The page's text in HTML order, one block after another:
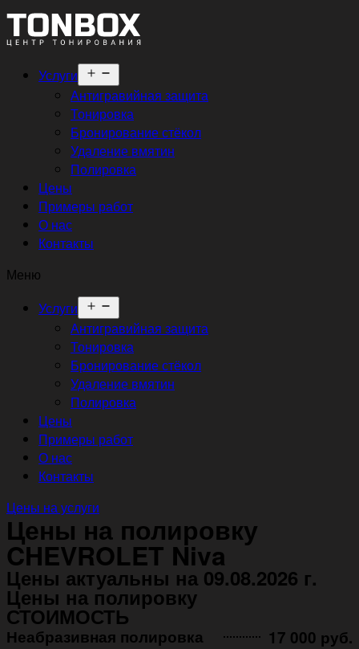
Услуги
меню
Антигравийная защита
Тонировка
Бронирование стёкол
Удаление вмятин
Полировка
Цены
Примеры работ
О нас
Контакты
Меню
Услуги
меню
Антигравийная защита
Тонировка
Бронирование стёкол
Удаление вмятин
Полировка
Цены
Примеры работ
О нас
Контакты
Цены на услуги
Цены на полировку
CHEVROLET Niva
Цены актуальны на 09.08.2026 г.
Цены на полировку
СТОИМОСТЬ
Неабразивная полировка ㅤㅤㅤㅤ ㅤㅤㅤㅤ ㅤㅤㅤ 17 000 руб.